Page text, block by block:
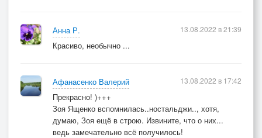
Анна Р.
Красиво, необычно ...
13.08.2022 в 21:39
Афанасенко Валерий
Прекрасно! )+++
Зоя Ященко вспомнилась..ностальджи.., хотя,
думаю, Зоя ещё в строю. Извините, что о них...
ведь замечательно всё получилось!
13.08.2022 в 17:42